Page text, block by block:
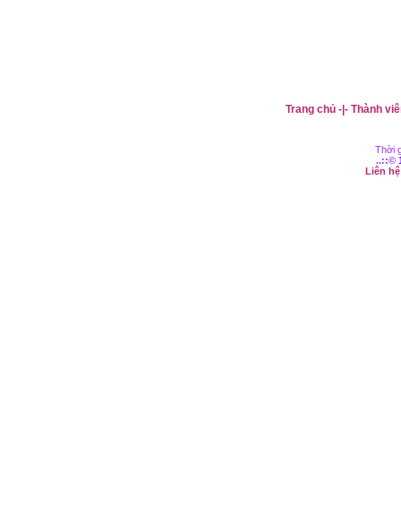
Trang chủ-|- Thành
Thời
..::©
Liên